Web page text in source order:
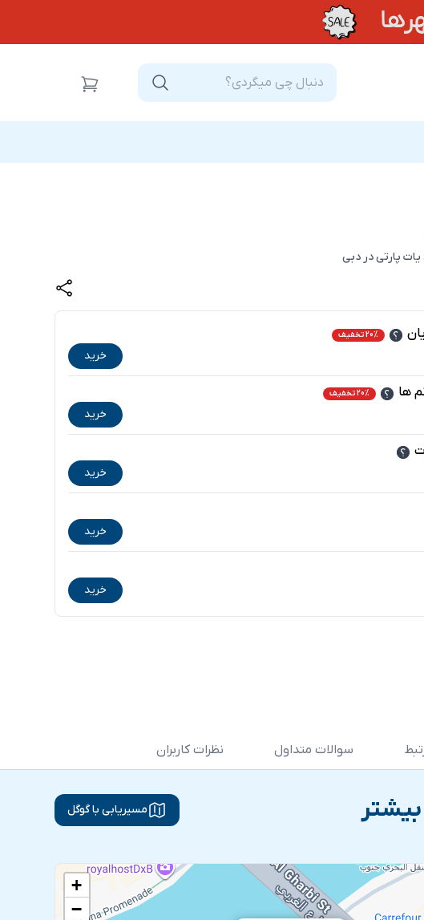
پارتی در دبی
20% تخفیف
خرید
ها 20% تخفیف
خرید
خرید
خرید
خرید
سوالات متداول نظرات کاربران
مسیریابی با گوگل
+
−